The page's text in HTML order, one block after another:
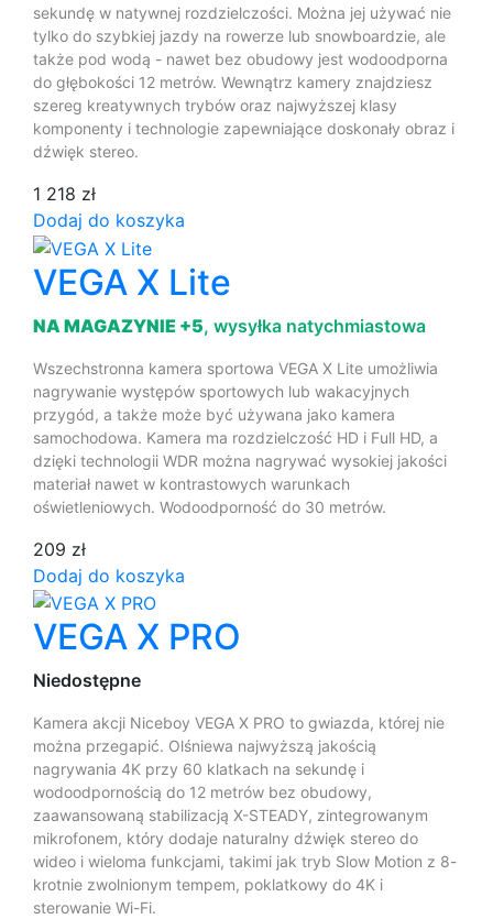
sekundę w natywnej rozdzielczości. Można jej używać nie
tylko do szybkiej jazdy na rowerze lub snowboardzie, ale
także pod wodą - nawet bez obudowy jest wodoodporna
do głębokości 12 metrów. Wewnątrz kamery znajdziesz
szereg kreatywnych trybów oraz najwyższej klasy
komponenty i technologie zapewniające doskonały obraz i
dźwięk stereo.
1 218 zł
Dodaj do koszyka
VEGA X Lite
NA MAGAZYNIE +5, wysyłka natychmiastowa
Wszechstronna kamera sportowa VEGA X Lite umożliwia
nagrywanie występów sportowych lub wakacyjnych
przygód, a także może być używana jako kamera
samochodowa. Kamera ma rozdzielczość HD i Full HD, a
dzięki technologii WDR można nagrywać wysokiej jakości
materiał nawet w kontrastowych warunkach
oświetleniowych. Wodoodporność do 30 metrów.
209 zł
Dodaj do koszyka
VEGA X PRO
Niedostępne
Kamera akcji Niceboy VEGA X PRO to gwiazda, której nie
można przegapić. Olśniewa najwyższą jakością
nagrywania 4K przy 60 klatkach na sekundę i
wodoodpornością do 12 metrów bez obudowy,
zaawansowaną stabilizacją X-STEADY, zintegrowanym
mikrofonem, który dodaje naturalny dźwięk stereo do
wideo i wieloma funkcjami, takimi jak tryb Slow Motion z 8-
krotnie zwolnionym tempem, poklatkowy do 4K i
sterowanie Wi-Fi.